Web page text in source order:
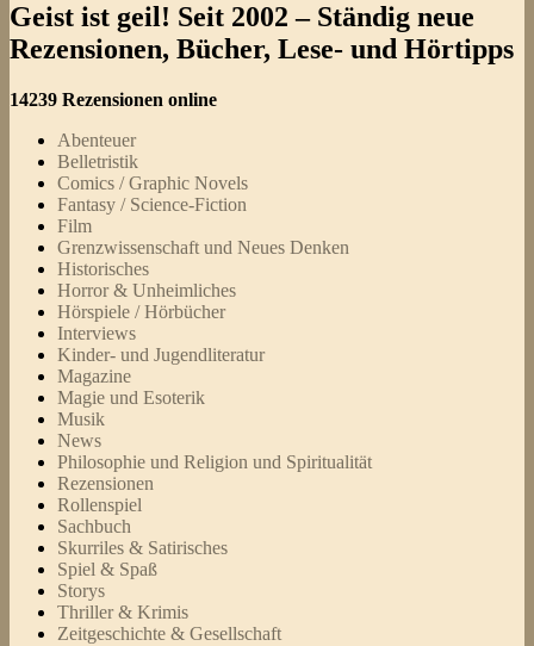
Geist ist geil! Seit 2002 – Ständig neue
Rezensionen, Bücher, Lese- und Hörtipps
14239 Rezensionen online
Abenteuer
Belletristik
Comics / Graphic Novels
Fantasy / Science-Fiction
Film
Grenzwissenschaft und Neues Denken
Historisches
Horror & Unheimliches
Hörspiele / Hörbücher
Interviews
Kinder- und Jugendliteratur
Magazine
Magie und Esoterik
Musik
News
Philosophie und Religion und Spiritualität
Rezensionen
Rollenspiel
Sachbuch
Skurriles & Satirisches
Spiel & Spaß
Storys
Thriller & Krimis
Zeitgeschichte & Gesellschaft